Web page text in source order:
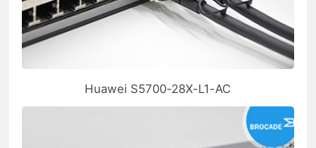
Huawei S5700-28X-L1-AC